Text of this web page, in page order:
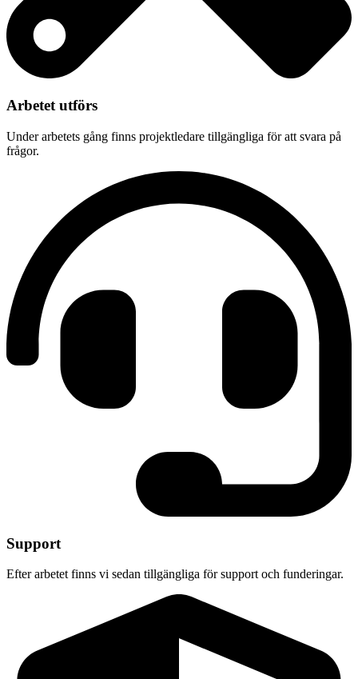
Arbetet utförs
Under arbetets gång finns projektledare tillgängliga för att svara på
frågor.
Support
Efter arbetet finns vi sedan tillgängliga för support och funderingar.